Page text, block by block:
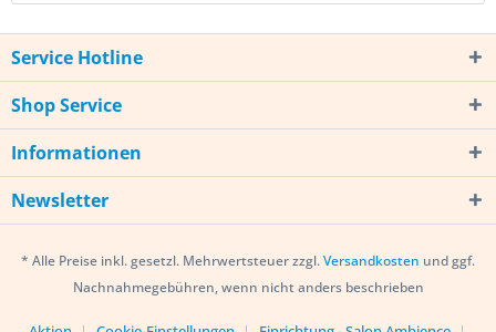
Service Hotline
Shop Service
Informationen
Newsletter
* Alle Preise inkl. gesetzl. Mehrwertsteuer zzgl.Versandkosten und ggf.
Nachnahmegebühren, wenn nicht anders beschrieben